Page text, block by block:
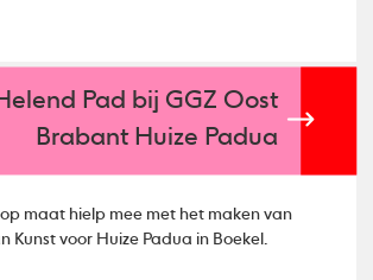
Pad bij GGZ Oost
Brabant Huize Padua
maat hielp mee met het maken van
Kunst voor Huize Padua in Boekel.